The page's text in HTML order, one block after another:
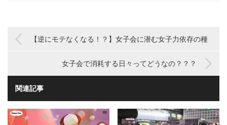
【逆にモテなくなる！？】女子会に潜む女子力依存の種
女子会で消耗する日々ってどうなの？？？
関連記事